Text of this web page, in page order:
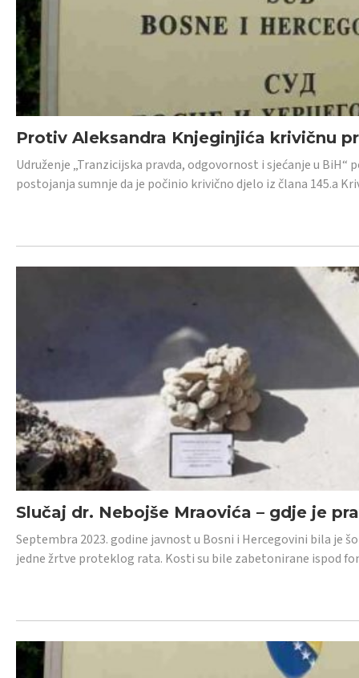
Protiv Aleksandra Knjeginjića krivičnu
Udruženje „Tranzicijska pravda, odgovornost i sjećanje u
postojanja sumnje da je počinio krivično djelo iz člana 145.a
Slučaj dr. Nebojše Mraovića – gdje je
Septembra 2023. godine javnost u Bosni i Hercegovini bila je
jedne žrtve proteklog rata. Kosti su bile zabetonirane ispod